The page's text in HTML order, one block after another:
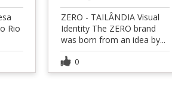
Rio
ZERO - TAILÂNDIA Visual
Identity The ZERO brand
was born from an idea by...
0